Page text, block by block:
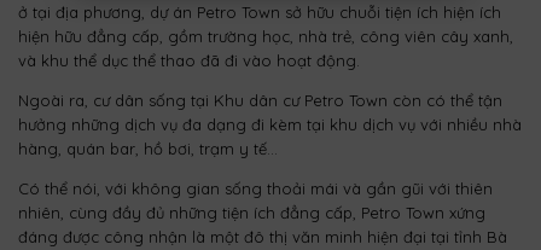
ở tại địa phương, dự án Petro Town sở hữu chuỗi tiện ích hiện ích
hiện hữu đẳng cấp, gồm trường học, nhà trẻ, công viên cây xanh,
và khu thể dục thể thao đã đi vào hoạt động.
Ngoài ra, cư dân sống tại Khu dân cư Petro Town còn có thể tận
hưởng những dịch vụ đa dạng đi kèm tại khu dịch vụ với nhiều nhà
hàng, quán bar, hồ bơi, trạm y tế…
Có thể nói, với không gian sống thoải mái và gần gũi với thiên
nhiên, cùng đầy đủ những tiện ích đẳng cấp, Petro Town xứng
đáng được công nhận là một đô thị văn minh hiện đại tại tỉnh Bà